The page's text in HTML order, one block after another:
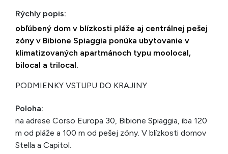
Rýchly popis:
obľúbený dom v blízkosti pláže aj centrálnej pešej
zóny v Bibione Spiaggia ponúka ubytovanie v
klimatizovaných apartmánoch typu moolocal,
bilocal a trilocal.
PODMIENKY VSTUPU DO KRAJINY
Poloha:
na adrese Corso Europa 30, Bibione Spiaggia, iba 120
m od pláže a 100 m od pešej zóny. V blízkosti domov
Stella a Capitol.